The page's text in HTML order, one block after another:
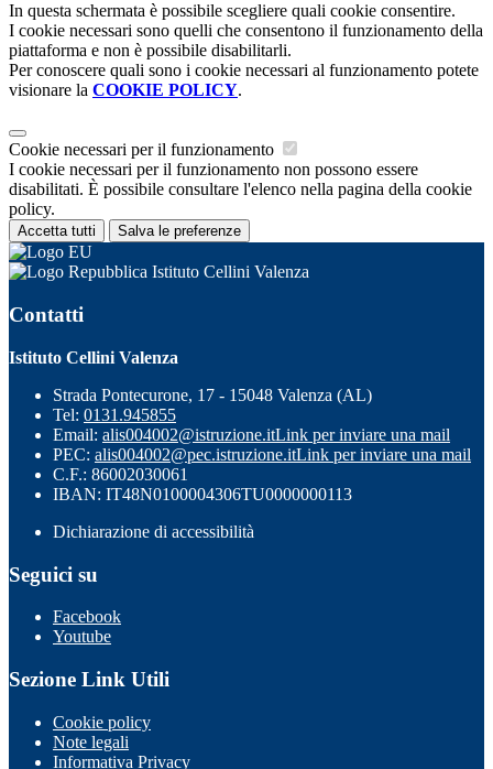
In questa schermata è possibile scegliere quali cookie consentire.
I cookie necessari sono quelli che consentono il funzionamento della
piattaforma e non è possibile disabilitarli.
Per conoscere quali sono i cookie necessari al funzionamento potete
visionare la COOKIE POLICY.
Cookie necessari per il funzionamento
I cookie necessari per il funzionamento non possono essere
disabilitati. È possibile consultare l'elenco nella pagina della cookie
policy.
Accetta tutti Salva le preferenze
Istituto Cellini Valenza
Contatti
Istituto Cellini Valenza
Strada Pontecurone, 17 - 15048 Valenza (AL)
Tel: 0131.945855
Email: alis004002@istruzione.itLink per inviare una mail
PEC: alis004002@pec.istruzione.itLink per inviare una mail
C.F.: 86002030061
IBAN: IT48N0100004306TU0000000113
Dichiarazione di accessibilità
Seguici su
Facebook
Youtube
Sezione Link Utili
Cookie policy
Note legali
Informativa Privacy